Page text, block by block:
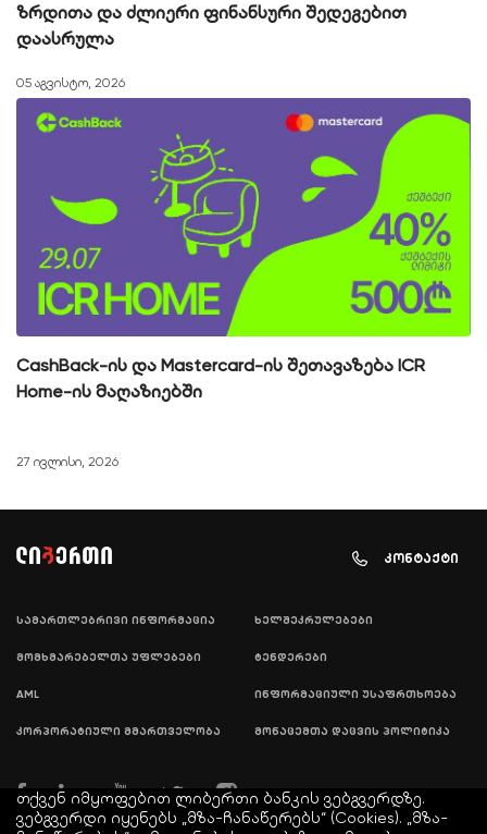
ზრდითა და ძლიერი ფინანსური შედეგებით
დაასრულა
05 აგვისტო, 2026
CashBack-ის და Mastercard-ის შეთავაზება ICR
Home-ის მაღაზიებში
27 ივლისი, 2026
კონტაქტი
სამართლებრივი ინფორმაცია ხელშეკრულებები
მომხმარებელთა უფლებები ტენდერები
AML ინფორმაციული უსაფრთხოება
კორპორატიული მმართველობა მონაცემთა დაცვის პოლიტიკა
თქვენ იმყოფებით ლიბერთი ბანკის ვებგვერდზე.
ვებგვერდი იყენებს „მზა-ჩანაწერებს“ (Cookies). „მზა-